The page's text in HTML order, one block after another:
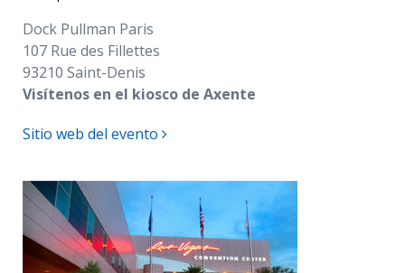
Dock Pullman Paris
107 Rue des Fillettes
93210 Saint-Denis
Visítenos en el kiosco de Axente
Sitio web del evento